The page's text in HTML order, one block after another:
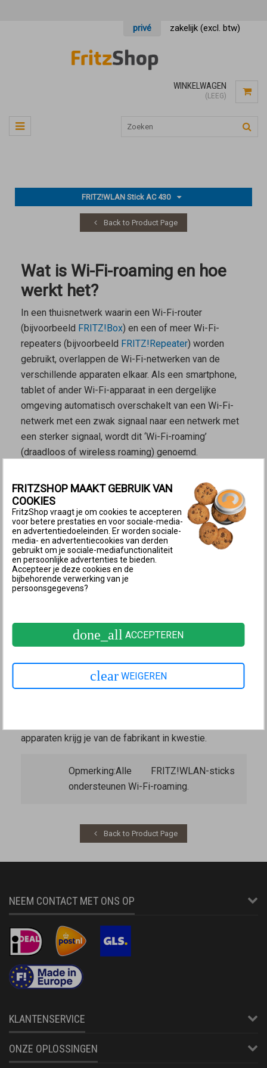
privé zakelijk (excl. btw)
WINKELWAGEN
(LEEG)
FRITZ!WLAN Stick AC 430
Back to Product Page
Wat is Wi-Fi-roaming en hoe
werkt het?
In een thuisnetwerk waarin een Wi-Fi-router
(bijvoorbeeld FRITZ!Box) en een of meer Wi-Fi-
repeaters (bijvoorbeeld FRITZ!Repeater) worden
gebruikt, overlappen de Wi-Fi-netwerken van de
verschillende apparaten elkaar. Als een smartphone,
tablet of ander Wi-Fi-apparaat in een dergelijke
omgeving automatisch overschakelt van een Wi-Fi-
netwerk met een zwak signaal naar een netwerk met
een sterker signaal, wordt dit ‘Wi-Fi-roaming’
(draadloos of wireless roaming) genoemd.
door de repeater beïnvloed. Het Wi-Fi-apparaat neemt
zelfstandig de beslissing om over te schakelen naar
een ander Wi-Fi-netwerk zodra de het ontvang- en
zendvermogen onder een door de fabrikant
aangegeven grens komt.
Tijdens het overschakelen naar een een ander Wi-Fi-
netwerk, worden de netwerk- en dataverbindingen
downloads) tijdelijk onderbroken. Als de router en de
repeater identieke namen voor het Wi-Fi-netwerk
kanalen gebruiken, kan de duur van de onderbreking bij
Wi-Fi-roaming worden beperkt tot een minimum.
apparaten krijg je van de fabrikant in kwestie.
Opmerking:Alle FRITZ!WLAN-sticks
ondersteunen Wi-Fi-roaming.
Back to Product Page
NEEM CONTACT MET ONS OP
KLANTENSERVICE
ONZE OPLOSSINGEN
FRITZSHOP MAAKT GEBRUIK VAN
COOKIES
FritzShop vraagt je om cookies te accepteren
voor betere prestaties en voor sociale-media-
en advertentiedoeleinden. Er worden sociale-
media- en advertentiecookies van derden
gebruikt om je sociale-mediafunctionaliteit
en persoonlijke advertenties te bieden.
Accepteer je deze cookies en de
bijbehorende verwerking van je
persoonsgegevens?
done_all ACCEPTEREN
clear WEIGEREN